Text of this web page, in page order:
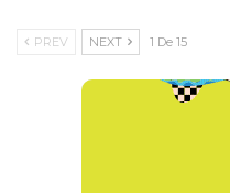
PREV NEXT 1 De 15